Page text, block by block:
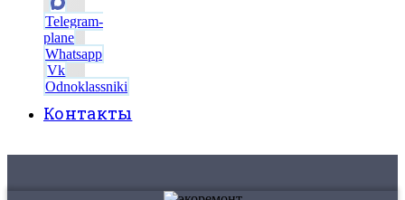
Telegram-
plane
Whatsapp
Vk
Odnoklassniki
Контакты